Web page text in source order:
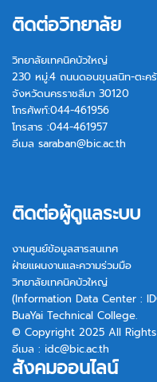
ติดต่อวิทยาลัย
วิทยาลัยเทคนิคบัวใหญ่
230 หมู่.4 ถนนดอนขุนสนิท-ตะค
จังหวัดนครราชสีมา 30120
โทรศัพท์:044-461956
โทรสาร :044-461957
อีเมล saraban@bic.ac.th
ติดต่อผู้ดูแลระบบ
งานศูนย์ข้อมูลสารสนเทศ
ฝ่ายแผนงานและความร่วมมือ
วิทยาลัยเทคนิคบัวใหญ่
(Information Data Center :
BuaYai Technical College.
© Copyright 2025 All Rights
อีเมล : idc@bic.ac.th
สังคมออนไลน์